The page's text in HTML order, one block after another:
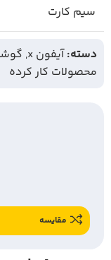
سیم کارت
دسته: آیفون x ,
محصولات کار کرده
مقایسه